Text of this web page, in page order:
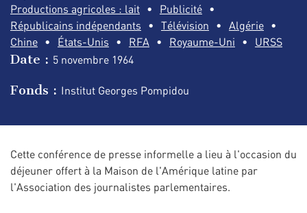
Productions agricoles : lait
Publicité
Républicains indépendants
Télévision
Algérie
Chine
États-Unis RFA Royaume-Uni URSS
Date : 5 novembre 1964
Fonds : Institut Georges Pompidou
Cette conférence de presse informelle a lieu à l'occasion du
déjeuner offert à la Maison de l'Amérique latine par
l'Association des journalistes parlementaires.